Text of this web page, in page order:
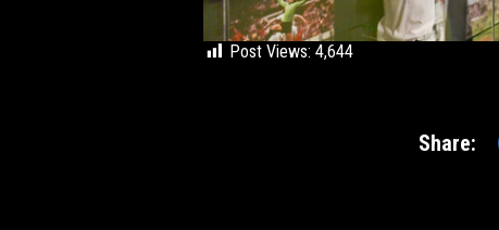
Post Views: 4,644
Share: